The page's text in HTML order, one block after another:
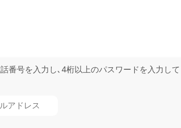
番号を入力し､4桁以上のパスワードを入力し